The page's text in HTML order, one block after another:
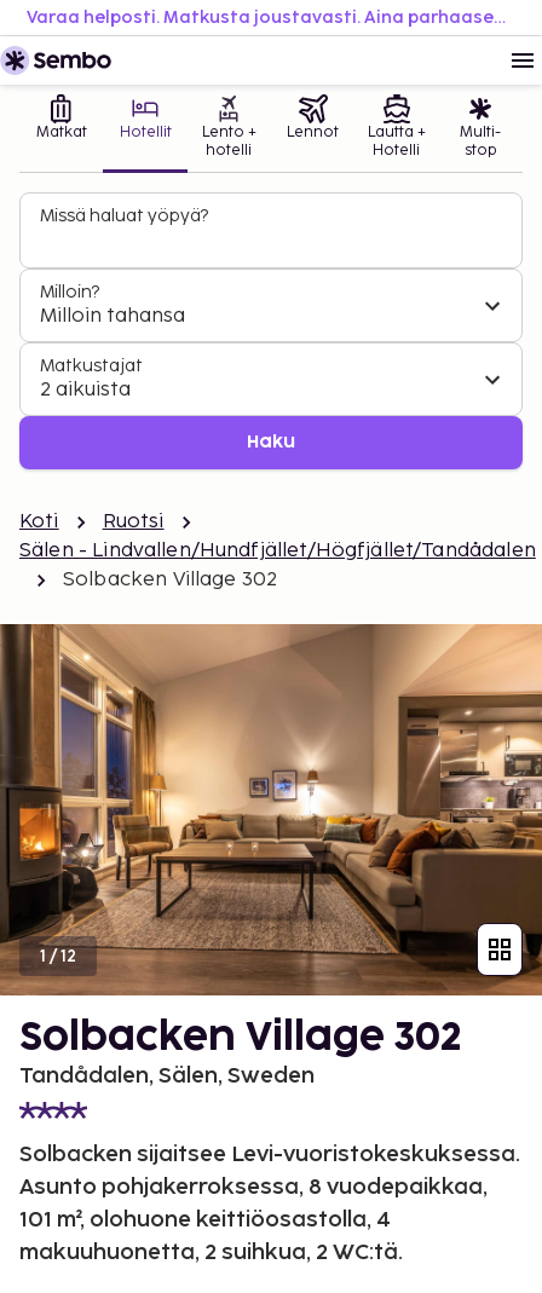
Varaa helposti. Matkusta joustavasti. Aina parhaaseen hintaan.
Matkat Hotellit
Lento +
hotelli
Lennot
Lautta +
Hotelli
Multi-
stop
Missä haluat yöpyä?
Milloin?
Milloin tahansa
Matkustajat
2 aikuista
Haku
Koti
Ruotsi
Sälen - Lindvallen/Hundfjället/Högfjället/Tandådalen
Solbacken Village 302
1 /12
Solbacken Village 302
Tandådalen, Sälen, Sweden
Solbacken sijaitsee Levi-vuoristokeskuksessa.
Asunto pohjakerroksessa, 8 vuodepaikkaa,
101 m², olohuone keittiöosastolla, 4
makuuhuonetta, 2 suihkua, 2 WC:tä.